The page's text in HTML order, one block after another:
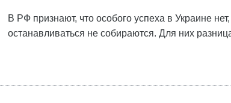
В РФ признают, что особого успеха в Украине
останавливаться не собираются. Для них